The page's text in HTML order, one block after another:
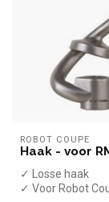
ROBOT COUPE
Haak - voor
✓ Losse haak
✓ Voor Robot